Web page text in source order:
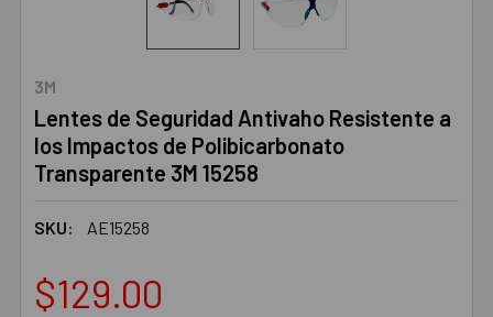
3M
Lentes de Seguridad Antivaho Resistente a
los Impactos de Polibicarbonato
Transparente 3M 15258
SKU: AE15258
$129.00